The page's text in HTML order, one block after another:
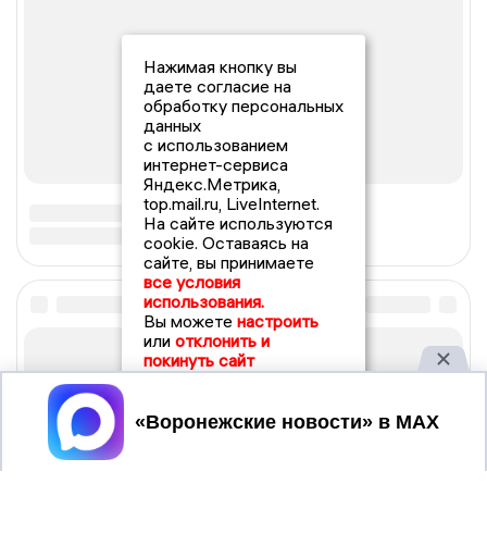
Нажимая кнопку вы
даете согласие на
обработку персональных
данных
с использованием
интернет-сервиса
Яндекс.Метрика,
top.mail.ru, LiveInternet.
На сайте используются
cookie. Оставаясь на
сайте, вы принимаете
все условия
использования.
Вы можете настроить
или отклонить и
покинуть сайт
Принять